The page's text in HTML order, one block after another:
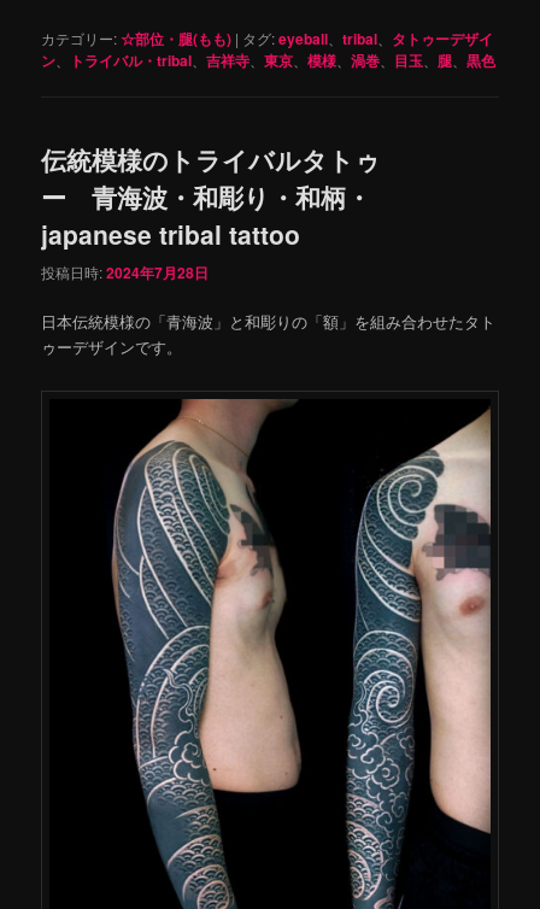
カテゴリー:☆部位・腿(もも) | タグ:eyeball 、tribal
タトゥーデザイ
ン
トライバル・tribal 、吉祥寺 、東京 、模様 、渦巻 目玉 腿 、黒色
伝統模様のトライバルタトゥ
ー 青海波・和彫り・和柄・
japanese tribal tattoo
投稿日時:2024年7月28日
日本伝統模様の「青海波」と和彫りの「額」を組み合わせたタト
ゥーデザインです。